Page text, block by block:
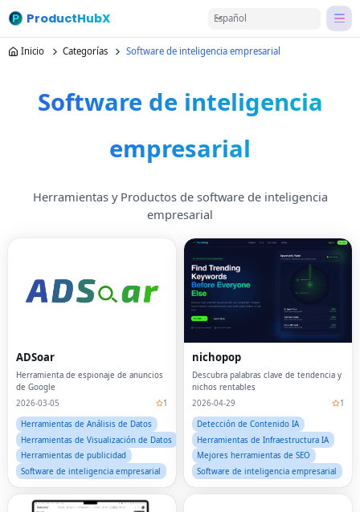
ProductHubX Español
Inicio Categorías Software de inteligencia empresarial
Software de inteligencia
empresarial
Herramientas y Productos de software de inteligencia
empresarial
ADSoar
Herramienta de espionaje de anuncios
de Google
2026-03-05
1
Herramientas de Análisis de Datos
Herramientas de Visualización de Datos
Herramientas de publicidad
Software de inteligencia empresarial
nichopop
Descubra palabras clave de tendencia y
nichos rentables
2026-04-29
1
Detección de Contenido IA
Herramientas de Infraestructura IA
Mejores herramientas de SEO
Software de inteligencia empresarial